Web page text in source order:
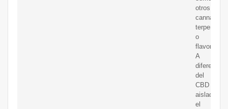
otros
terpenos
o
A
diferencia
del
CBD
aislado,
el